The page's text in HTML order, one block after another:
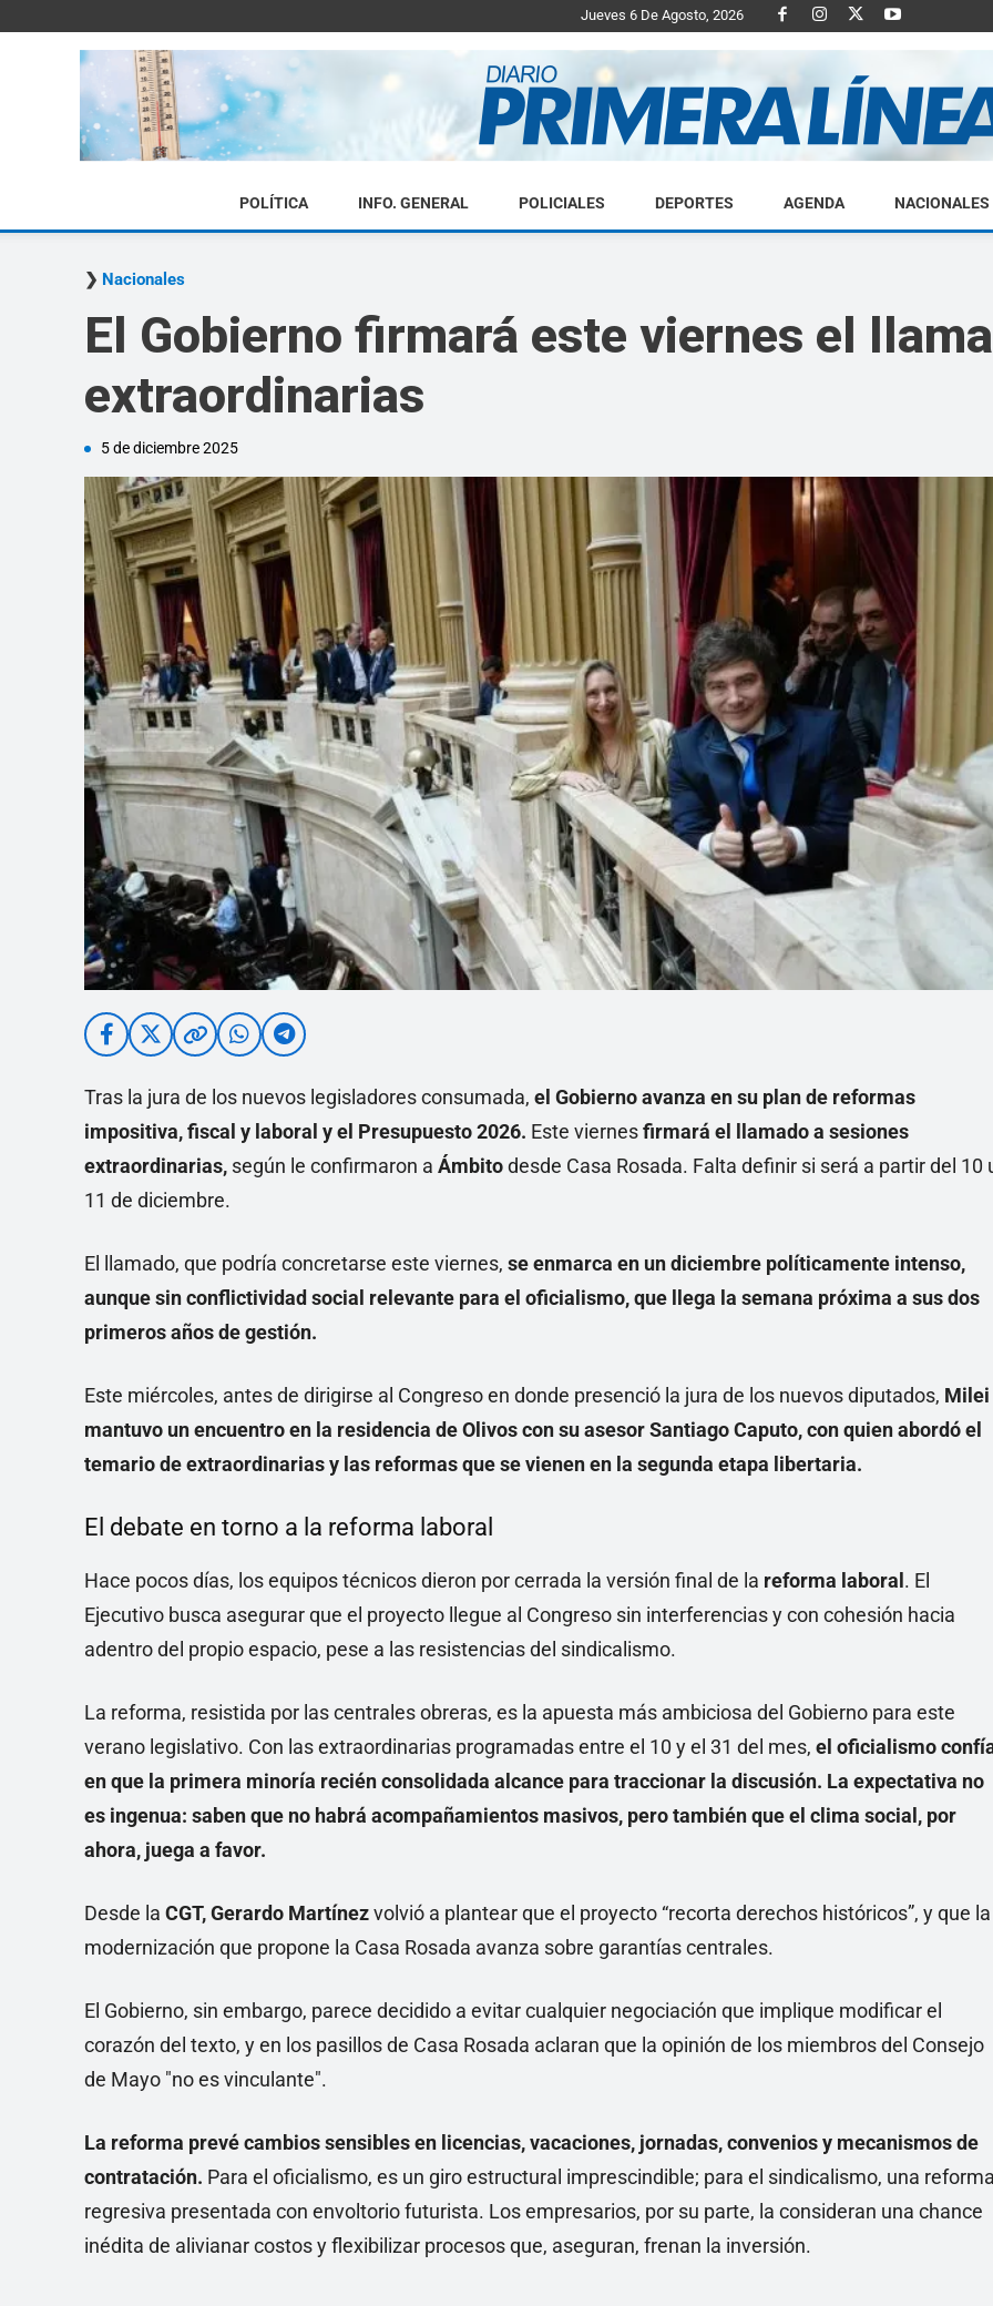
Jueves 6 De Agosto, 2026
Diario
POLÍTICA INFO. GENERAL POLICIALES DEPORTES AGENDA NACIONALES
Nacionales
El Gobierno firmará este viernes el
extraordinarias
5 de diciembre 2025
Tras la jura de los nuevos legisladores consumada, el Gobierno avanza en su plan de reformas
impositiva, fiscal y laboral y el Presupuesto 2026. Este viernesfirmará el llamado a sesiones
extraordinarias, según le confirmaron a Ámbitodesde Casa Rosada. Falta definir si será a partir del 10
11 de diciembre.
El llamado, que podría concretarse este viernes, se enmarca en un diciembre políticamente intenso,
aunque sin conflictividad social relevante para el oficialismo, que llega la semana próxima a sus dos
primeros años de gestión.
Este miércoles, antes de dirigirse al Congreso en donde presenció la jura de los nuevos diputados, Milei
mantuvo un encuentro en la residencia de Olivos con su asesor Santiago Caputo, con quien abordó el
temario de extraordinarias y las reformas que se vienen en la segunda etapa libertaria.
El debate en torno a la reforma laboral
Hace pocos días, los equipos técnicos dieron por cerrada la versión final de la reforma laboral . El
Ejecutivo busca asegurar que el proyecto llegue al Congreso sin interferencias y con cohesión hacia
adentro del propio espacio, pese a las resistencias del sindicalismo.
La reforma, resistida por las centrales obreras, es la apuesta más ambiciosa del Gobierno para este
verano legislativo. Con las extraordinarias programadas entre el 10 y el 31 del mes, el oficialismo
en que la primera minoría recién consolidada alcance para traccionar la discusión. La expectativa no
es ingenua: saben que no habrá acompañamientos masivos, pero también que el clima social, por
ahora, juega a favor.
Desde la CGT,Gerardo Martínezvolvió a plantear que el proyecto “recorta derechos históricos”, y que la
modernización que propone la Casa Rosada avanza sobre garantías centrales.
El Gobierno, sin embargo, parece decidido a evitar cualquier negociación que implique modificar el
corazón del texto, y en los pasillos de Casa Rosada aclaran que la opinión de los miembros del Consejo
de Mayo "no es vinculante".
La reforma prevé cambios sensibles en licencias, vacaciones, jornadas, convenios y mecanismos de
contratación. Para el oficialismo, es un giro estructural imprescindible; para el sindicalismo, una
regresiva presentada con envoltorio futurista. Los empresarios, por su parte, la consideran una chance
inédita de alivianar costos y flexibilizar procesos que, aseguran, frenan la inversión.